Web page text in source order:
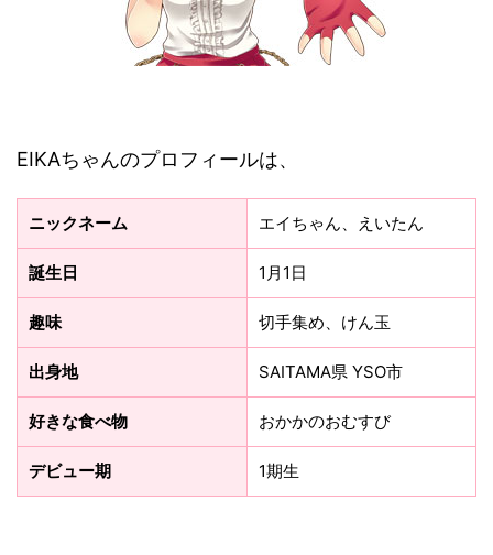
EIKAちゃんのプロフィールは、
ニックネーム エイちゃん、えいたん
誕生日 1月1日
趣味 切手集め、けん玉
出身地 SAITAMA県 YSO市
好きな食べ物 おかかのおむすび
デビュー期 1期生